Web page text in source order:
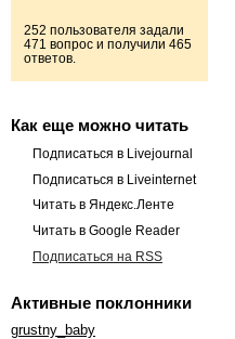
252 пользователя задали
471 вопрос и получили 465
ответов.
Как еще можно читать
Подписаться в Livejournal
Подписаться в Liveinternet
Читать в Яндекс.Ленте
Читать в Google Reader
Подписаться на RSS
Активные поклонники
grustny_baby